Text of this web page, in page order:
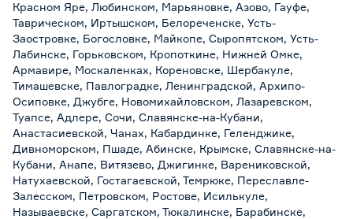
Красном Яре, Любинском, Марьяновке, Азово, Гауфе,
Таврическом, Иртышском, Белореченске, Усть-
Заостровке, Богословке, Майкопе, Сыропятском, Усть-
Лабинске, Горьковском, Кропоткине, Нижней Омке,
Армавире, Москаленках, Кореновске, Шербакуле,
Тимашевске, Павлоградке, Ленинградской, Архипо-
Осиповке, Джубге, Новомихайловском, Лазаревском,
Туапсе, Адлере, Сочи, Славянске-на-Кубани,
Анастасиевской, Чанах, Кабардинке, Геленджике,
Дивноморском, Пшаде, Абинске, Крымске, Славянске-на-
Кубани, Анапе, Витязево, Джигинке, Варениковской,
Натухаевской, Гостагаевской, Темрюке, Переславле-
Залесском, Петровском, Ростове, Исилькуле,
Называевске, Саргатском, Тюкалинске, Барабинске,